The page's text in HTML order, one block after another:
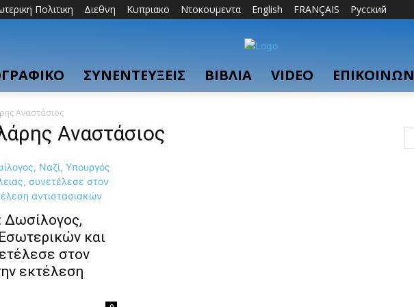
Πολιτικη Διεθνη Κυπριακο Ντοκουμεντα English FRANÇAIS Русский
ΣΥΝΕΝΤΕΥΞΕΙΣ ΒΙΒΛΙΑ VIDEO
Αναστάσιος
Αναστάσιος
Δωσίλογος,
και
στον
εκτέλεση